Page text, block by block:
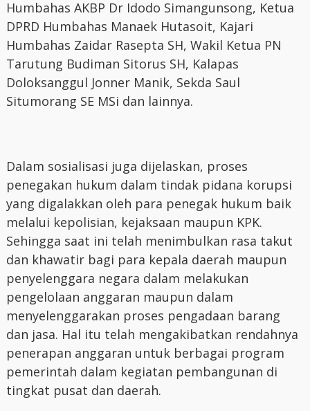
Humbahas AKBP Dr Idodo Simangunsong, Ketua
DPRD Humbahas Manaek Hutasoit, Kajari
Humbahas Zaidar Rasepta SH, Wakil Ketua PN
Tarutung Budiman Sitorus SH, Kalapas
Doloksanggul Jonner Manik, Sekda Saul
Situmorang SE MSi dan lainnya.
Dalam sosialisasi juga dijelaskan, proses
penegakan hukum dalam tindak pidana korupsi
yang digalakkan oleh para penegak hukum baik
melalui kepolisian, kejaksaan maupun KPK.
Sehingga saat ini telah menimbulkan rasa takut
dan khawatir bagi para kepala daerah maupun
penyelenggara negara dalam melakukan
pengelolaan anggaran maupun dalam
menyelenggarakan proses pengadaan barang
dan jasa. Hal itu telah mengakibatkan rendahnya
penerapan anggaran untuk berbagai program
pemerintah dalam kegiatan pembangunan di
tingkat pusat dan daerah.